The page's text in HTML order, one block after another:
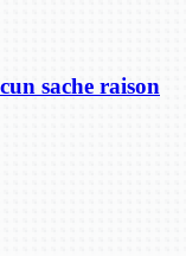
sache raison